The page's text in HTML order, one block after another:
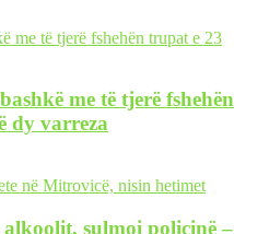
me të tjerë fshehën
dy varreza
alkoolit, sulmoi policinë –